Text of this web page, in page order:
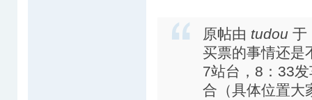
原帖由 tudou 于
买票的事情还是
7站台，8：33
合（具体位置大